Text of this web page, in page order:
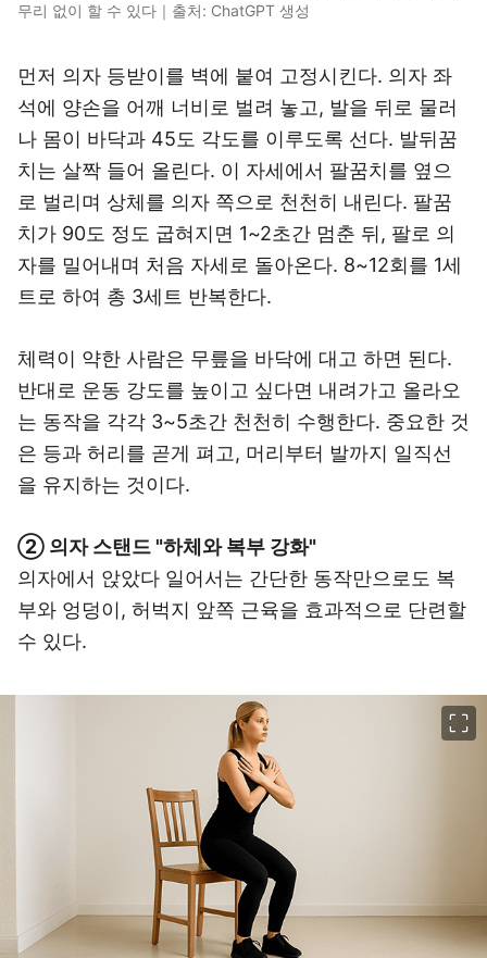
무리 없이 할 수 있다｜출처: ChatGPT 생성
먼저 의자 등받이를 벽에 붙여 고정시킨다. 의자 좌
석에 양손을 어깨 너비로 벌려 놓고, 발을 뒤로 물러
나 몸이 바닥과 45도 각도를 이루도록 선다. 발뒤꿈
치는 살짝 들어 올린다. 이 자세에서 팔꿈치를 옆으
로 벌리며 상체를 의자 쪽으로 천천히 내린다. 팔꿈
치가 90도 정도 굽혀지면 1~2초간 멈춘 뒤, 팔로 의
자를 밀어내며 처음 자세로 돌아온다. 8~12회를 1세
트로 하여 총 3세트 반복한다.
체력이 약한 사람은 무릎을 바닥에 대고 하면 된다.
반대로 운동 강도를 높이고 싶다면 내려가고 올라오
는 동작을 각각 3~5초간 천천히 수행한다. 중요한 것
은 등과 허리를 곧게 펴고, 머리부터 발까지 일직선
을 유지하는 것이다.
② 의자 스탠드 "하체와 복부 강화"
의자에서 앉았다 일어서는 간단한 동작만으로도 복
부와 엉덩이, 허벅지 앞쪽 근육을 효과적으로 단련할
수 있다.